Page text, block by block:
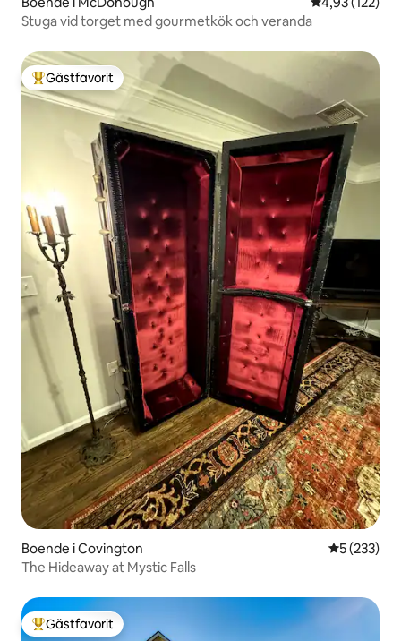
Stuga vid torget med gourmetkök och veranda
Populär gästfavorit
Gästfavorit
Boende i Covington 5 av 5 i
5 (233)
The Hideaway at Mystic Falls
Populär gästfavorit
Gästfavorit